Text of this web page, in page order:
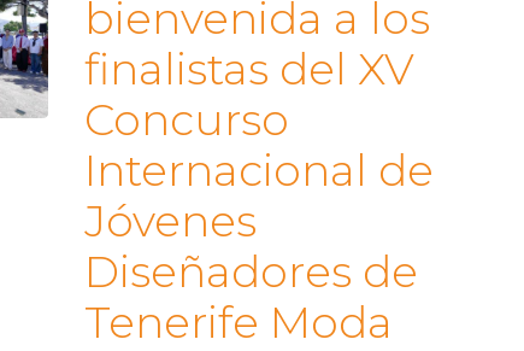
bienvenida a los
finalistas del XV
Concurso
Internacional de
Jóvenes
Diseñadores de
Tenerife Moda